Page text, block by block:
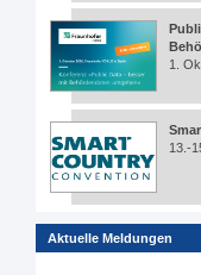
1.
13.-
Aktuelle Meldungen